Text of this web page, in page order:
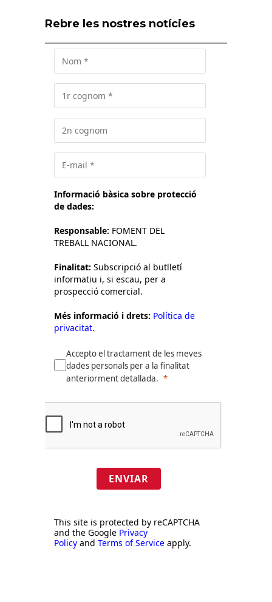
Rebre les nostres notícies
Informació bàsica sobre protecció
de dades:
Responsable: FOMENT DEL
TREBALL NACIONAL.
Finalitat: Subscripció al butlletí
informatiu i, si escau, per a
prospecció comercial.
Més informació i drets: Política de
privacitat.
Accepto el tractament de les meves
dades personals per a la finalitat
anteriorment detallada.
ENVIAR
This site is protected by reCAPTCHA
and the Google Privacy
Policy and Terms of Service apply.